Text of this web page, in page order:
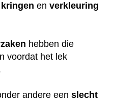
kringen en verkleuring
hebben die
voordat het lek
andere een slecht